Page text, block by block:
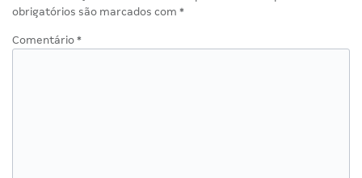
obrigatórios são marcados com *
Comentário *